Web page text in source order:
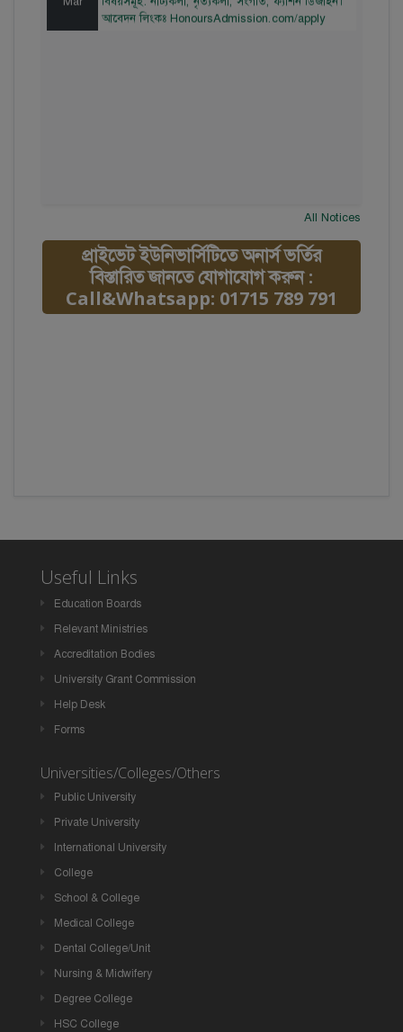
আবেদন লিংকঃ HonoursAdmission.com/apply
All Notices
প্রাইভেট ইউনিভার্সিটিতে অনার্স ভর্তির
বিস্তারিত জানতে যোগাযোগ করুন :
Call&Whatsapp: 01715 789 791
Useful Links
Education Boards
Relevant Ministries
Accreditation Bodies
University Grant Commission
Help Desk
Forms
Universities/Colleges/Others
Public University
Private University
International University
College
School & College
Medical College
Dental College/Unit
Nursing & Midwifery
Degree College
HSC College